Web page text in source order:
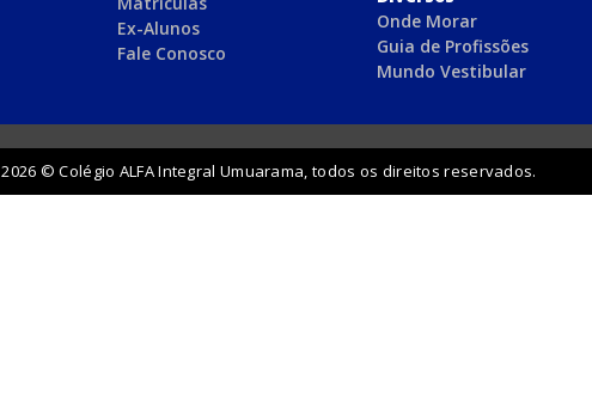
Ex-Alunos
Fale Conosco
Onde Morar
Guia de Profissões
Mundo Vestibular
2026 © Colégio ALFA Integral Umuarama, todos os direitos reservados.